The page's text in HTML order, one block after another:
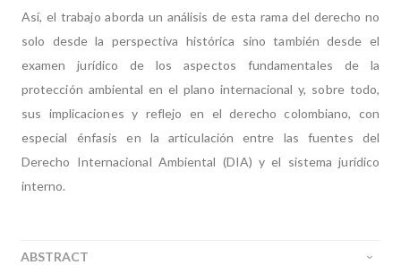
Así, el trabajo aborda un análisis de esta rama del derecho no
solo desde la perspectiva histórica sino también desde el
examen jurídico de los aspectos fundamentales de la
protección ambiental en el plano internacional y, sobre todo,
sus implicaciones y reflejo en el derecho colombiano, con
especial énfasis en la articulación entre las fuentes del
Derecho Internacional Ambiental (DIA) y el sistema jurídico
interno.
ABSTRACT